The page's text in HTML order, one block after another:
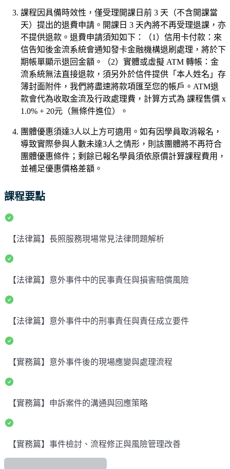
課程因具備時效性，僅受理開課日前 3 天（不含開課當
天）提出的退費申請。開課日 3 天內將不再受理退課，亦
不提供退款。退費申請須知如下：（1）信用卡付款：來
信告知後金流系統會通知發卡金融機構退刷處理，將於下
期帳單顯示退回金額。（2）實體或虛擬 ATM 轉帳：金
流系統無法直接退款，須另外於信件提供「本人姓名」存
簿封面附件，我們將盡速將款項匯至您的帳戶。ATM退
款會代為收取金流及行政處理費，計算方式為 課程售價 x
1.0% + 20元（無條件進位）。
團體優惠須達3人以上方可適用。如有因學員取消報名，
導致實際參與人數未達3人之情形，則該團體將不再符合
團體優惠條件；剩餘已報名學員須依原價計算課程費用，
並補足優惠價格差額。
課程要點
【法律篇】長照服務現場常見法律問題解析
【法律篇】意外事件中的民事責任與損害賠償風險
【法律篇】意外事件中的刑事責任與責任成立要件
【實務篇】意外事件後的現場應變與處理流程
【實務篇】申訴案件的溝通與回應策略
【實務篇】事件檢討、流程修正與風險管理改善